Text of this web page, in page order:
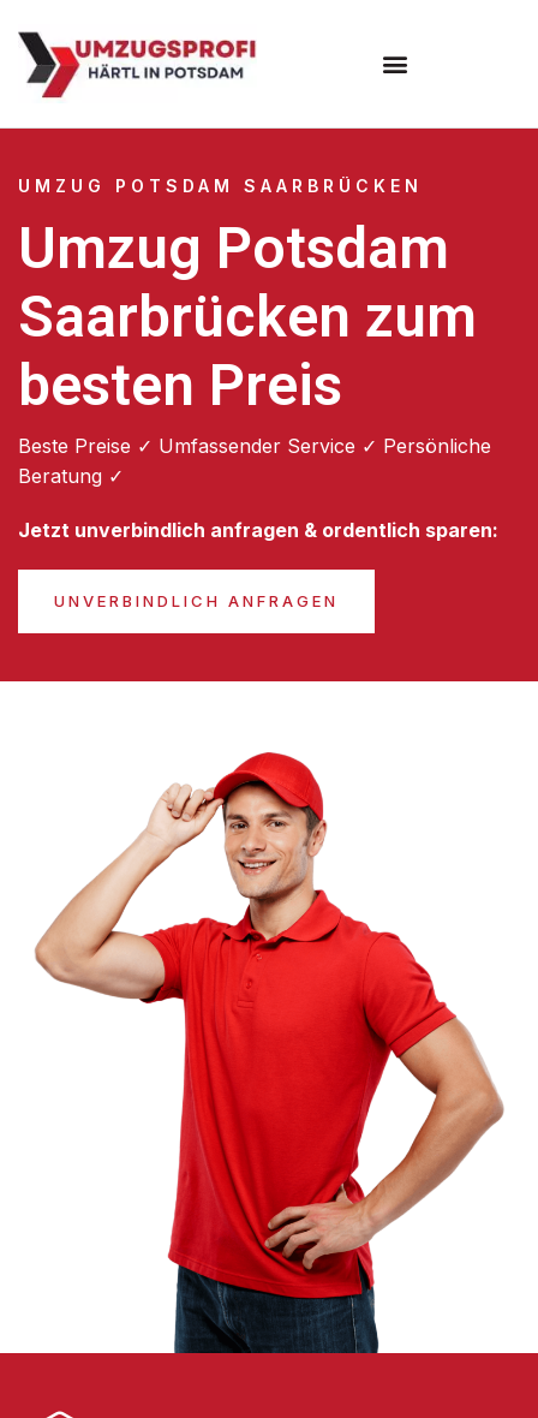
UMZUG POTSDAM SAARBRÜCKEN
Umzug Potsdam
Saarbrücken zum
besten Preis
Beste Preise ✓ Umfassender Service ✓ Persönliche
Beratung ✓
Jetzt unverbindlich anfragen & ordentlich sparen:
UNVERBINDLICH ANFRAGEN